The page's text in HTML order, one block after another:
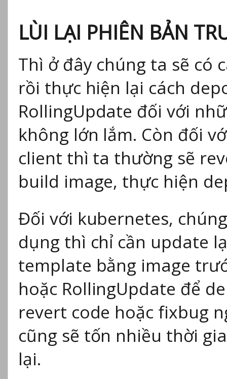
LÙI LẠI PHIÊN BẢN
Thì ở đây chúng ta sẽ có
rồi thực hiện lại cách
RollingUpdate đối với
không lớn lắm. Còn đối
client thì ta thường sẽ
build image, thực hiện
Đối với kubernetes,
dụng thì chỉ cần update
template bằng image
hoặc RollingUpdate để
revert code hoặc fixbug
cũng sẽ tốn nhiều thời
lại.